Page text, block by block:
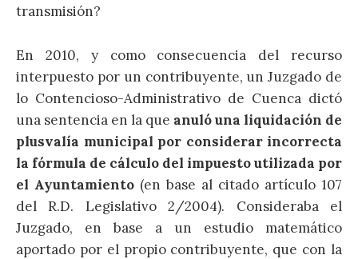
transmisión?
En 2010, y como consecuencia del recurso
interpuesto por un contribuyente, un Juzgado de
lo Contencioso-Administrativo de Cuenca dictó
una sentencia en la que anuló una liquidación de
plusvalía municipal por considerar incorrecta
la fórmula de cálculo del impuesto utilizada por
el Ayuntamiento (en base al citado artículo 107
del R.D. Legislativo 2/2004). Consideraba el
Juzgado, en base a un estudio matemático
aportado por el propio contribuyente, que con la